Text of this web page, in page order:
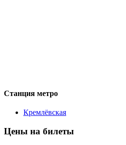
Станция метро
Кремлёвская
Цены на билеты